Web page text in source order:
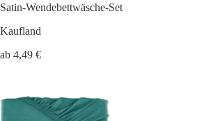
Satin-Wendebettwäsche-Set
Kaufland
ab 4,49 €